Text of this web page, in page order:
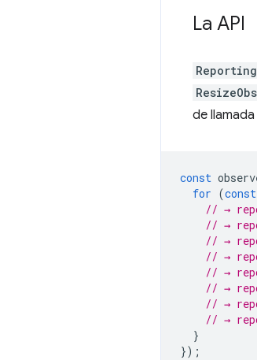
La API
de
const
for (const
// →
// →
// →
// →
// →
// →
// →
// →
}
});